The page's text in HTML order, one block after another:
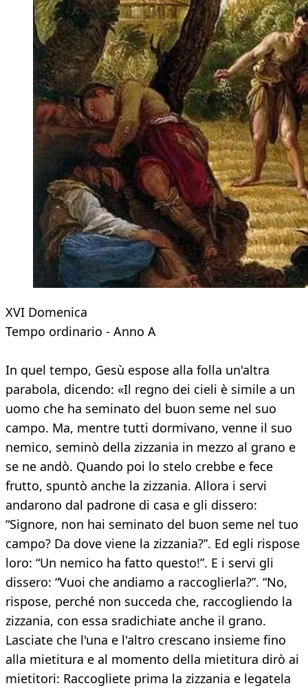
XVI Domenica
Tempo ordinario - Anno A
In quel tempo, Gesù espose alla folla un'altra
parabola, dicendo: «Il regno dei cieli è simile a un
uomo che ha seminato del buon seme nel suo
campo. Ma, mentre tutti dormivano, venne il suo
nemico, seminò della zizzania in mezzo al grano e
se ne andò. Quando poi lo stelo crebbe e fece
frutto, spuntò anche la zizzania. Allora i servi
andarono dal padrone di casa e gli dissero:
“Signore, non hai seminato del buon seme nel tuo
campo? Da dove viene la zizzania?”. Ed egli rispose
loro: “Un nemico ha fatto questo!”. E i servi gli
dissero: “Vuoi che andiamo a raccoglierla?”. “No,
rispose, perché non succeda che, raccogliendo la
zizzania, con essa sradichiate anche il grano.
Lasciate che l'una e l'altro crescano insieme fino
alla mietitura e al momento della mietitura dirò ai
mietitori: Raccogliete prima la zizzania e legatela